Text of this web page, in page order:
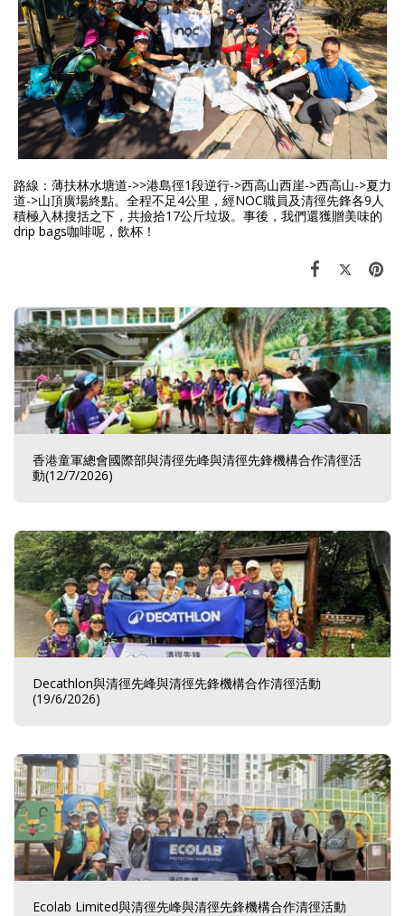
路線：薄扶林水塘道->>港島徑1段逆行->西高山西崖->西高山->夏力
道->山頂廣場終點。全程不足4公里，經NOC職員及清徑先鋒各9人
積極入林搜括之下，共撿拾17公斤垃圾。事後，我們還獲贈美味的
drip bags咖啡呢，飲杯！
香港童軍總會國際部與清徑先峰與清徑先鋒機構合作清徑活
動(12/7/2026)
Decathlon與清徑先峰與清徑先鋒機構合作清徑活動
(19/6/2026)
Ecolab Limited與清徑先峰與清徑先鋒機構合作清徑活動